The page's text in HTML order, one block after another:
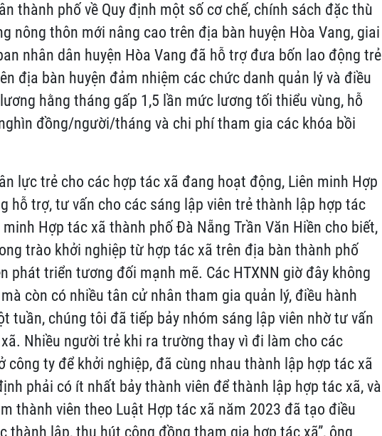
thành phố về Quy định một số cơ chế, chính sách đặc thù
nông thôn mới nâng cao trên địa bàn huyện Hòa Vang, giai
nhân dân huyện Hòa Vang đã hỗ trợ đưa bốn lao động trẻ
địa bàn huyện đảm nhiệm các chức danh quản lý và điều
hằng tháng gấp 1,5 lần mức lương tối thiểu vùng, hỗ
đồng/người/tháng và chi phí tham gia các khóa bồi
lực trẻ cho các hợp tác xã đang hoạt động, Liên minh Hợp
hỗ trợ, tư vấn cho các sáng lập viên trẻ thành lập hợp tác
Hợp tác xã thành phố Đà Nẵng Trần Văn Hiền cho biết,
trào khởi nghiệp từ hợp tác xã trên địa bàn thành phố
phát triển tương đối mạnh mẽ. Các HTXNN giờ đây không
còn có nhiều tân cử nhân tham gia quản lý, điều hành
tuần, chúng tôi đã tiếp bảy nhóm sáng lập viên nhờ tư vấn
Nhiều người trẻ khi ra trường thay vì đi làm cho các
công ty để khởi nghiệp, đã cùng nhau thành lập hợp tác xã
phải có ít nhất bảy thành viên để thành lập hợp tác xã, và
thành viên theo Luật Hợp tác xã năm 2023 đã tạo điều
thành lập, thu hút cộng đồng tham gia hợp tác xã”, ông